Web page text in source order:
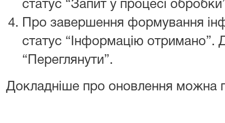
статус “Запит у процесі
Про завершення формування
статус “Інформацію отримано”.
“Переглянути”.
Докладніше про оновлення можна